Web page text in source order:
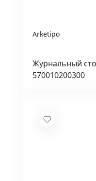
Arketipo
Журнальный
570010200300